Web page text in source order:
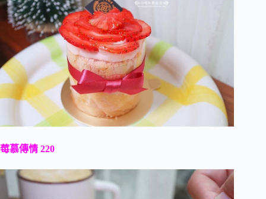
莓慕傳情 220